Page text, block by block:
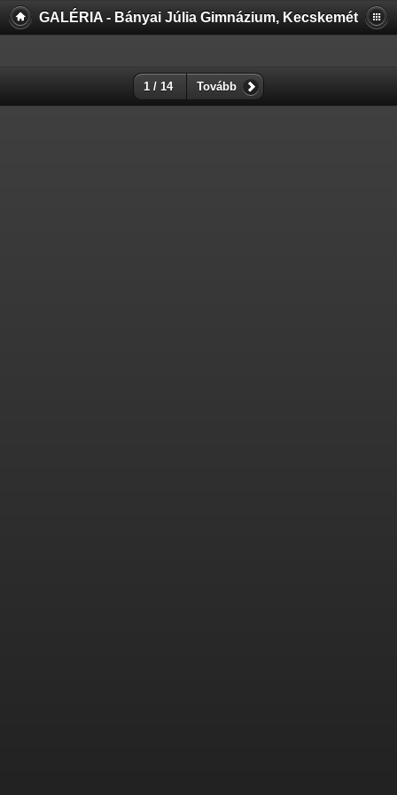
GALÉRIA - Bányai Júlia Gimnázium, Kecskemét
1 / 14 Tovább